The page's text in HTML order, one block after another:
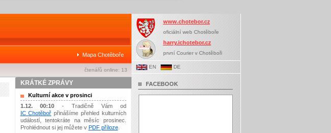
Mapa Chotěboře
čtenářů online: 13
KRÁTKÉ ZPRÁVY
Kulturní akce v prosinci
1.12. 00:10 - Tradičně Vám od
IC Chotěboř přinášíme přehled kulturních
událostí, tentokráte na měsíc prosinec.
Prohlédnout si jej můžete v PDF příloze.
www.chotebor.cz
oficiální web Chotěboře
harry.ichotebor.cz
první Courier v Chotěboři
EN DE
FACEBOOK